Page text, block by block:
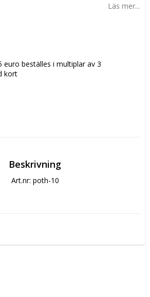
Läs mer...
euro beställes i multiplar av 3
kort
Beskrivning
Art.nr: poth-10